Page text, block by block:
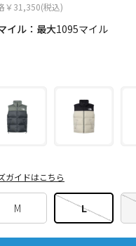
イル：最大1095マイル
￥31,350(税込)
M L
ガイドはこちら